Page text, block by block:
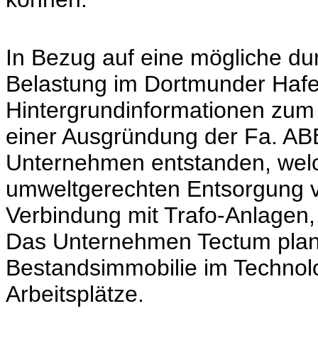
In Bezug auf eine mögliche
Belastung im Dortmunder
Hintergrundinformationen
einer Ausgründung der Fa.
Unternehmen entstanden,
umweltgerechten Entsorgung
Verbindung mit Trafo-
Das Unternehmen Tectum
Bestandsimmobilie im
Arbeitsplätze.